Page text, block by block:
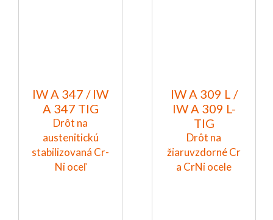
IW A 347 / IW
A 347 TIG
Drôt na
austenitickú
stabilizovaná Cr-
Ni oceľ
IW A 309 L /
IW A 309 L-
TIG
Drôt na
žiaruvzdorné Cr
a CrNi ocele